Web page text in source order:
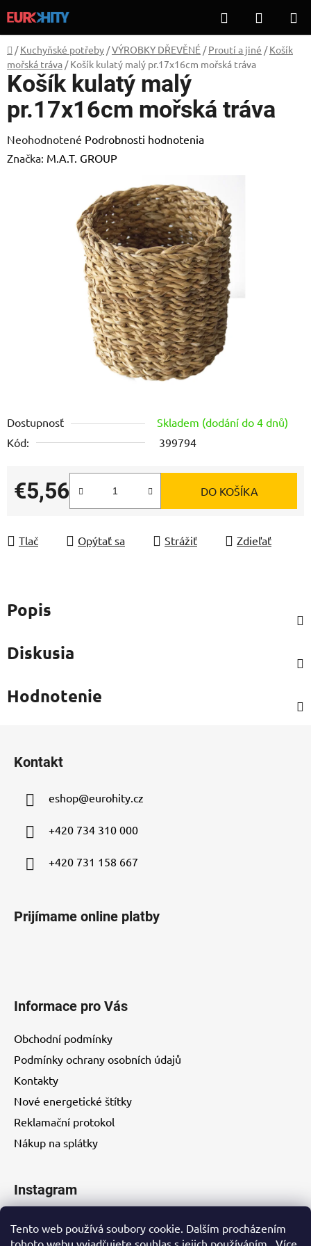
Tento web používá soubory cookie. Dalším procházením
tohoto webu vyjadřujete souhlas s jejich používáním.. Více
na
obsah
Hľadať
KOŠÍK
Domov
/ Kuchyňské potřeby /VÝROBKY DŘEVĚNÉ / Proutí a jiné / Košík
mořská tráva / Košík kulatý malý pr.17x16cm mořská tráva
Dostupnosť
Skladem (dodání do 4 dnů)
Kód:
399794
€5,56
Jednotková cena:
DO KOŠÍKA
Tlač Opýtať sa Strážiť Zdieľať
Košík kulatý malý
pr.17x16cm mořská tráva
Priemerné
hodnotenie
Neohodnotené Podrobnosti hodnotenia
Značka: M.A.T. GROUP
Popis
Diskusia
Hodnotenie
Kontakt
eshop@eurohity.cz
+420 734 310 000
+420 731 158 667
Prijímame online platby
Informace pro Vás
Obchodní podmínky
Podmínky ochrany osobních údajů
Kontakty
Nové energetické štítky
Reklamační protokol
Nákup na splátky
Instagram